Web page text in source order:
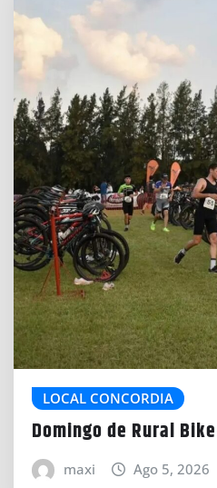
LOCAL CONCORDIA
Domingo de Rural
maxi Ago 5, 2026